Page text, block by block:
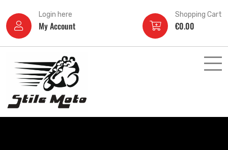
Login here
My Account
Shopping Cart
€0.00